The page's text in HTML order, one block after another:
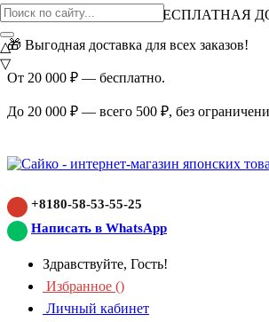
ВНИМАНИЕ АКЦИЯ!
БЕСПЛАТНАЯ
🎁 Выгодная доставка для всех заказов!
От 20 000 ₽ — бесплатно.
До 20 000 ₽ — всего 500 ₽, без
+8180-58-53-55-25
Написать в WhatsApp
Здравствуйте, Гость!
Избранное ()
Личный кабинет
△
▽